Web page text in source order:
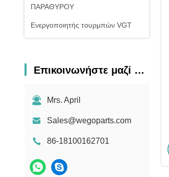
ΠΑΡΑΘΥΡΟΥ
Ενεργοποιητής τουρμπών VGT
Επικοινωνήστε μαζί μας
Mrs. April
Sales@wegoparts.com
86-18100162701